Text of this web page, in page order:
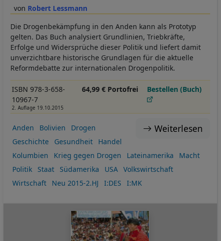
Robert Lessmann
Die Drogenbekämpfung in den Anden kann als Prototyp
gelten. Das Buch analysiert Grundlinien, Triebkräfte,
Erfolge und Widersprüche dieser Politik und liefert damit
unverzichtbare historische Grundlagen für die aktuelle
Reformdebatte zur internationalen Drogenpolitik.
ISBN 978-3-658-
10967-7
2. Auflage 19.10.2015
64,99 € Portofrei Bestellen (Buch)
Weiterlesen
Anden Bolivien
Drogen
Geschichte
Gesundheit
Handel
Kolumbien
Krieg gegen Drogen Lateinamerika
Macht
Politik
Staat Südamerika USA
Volkswirtschaft
Wirtschaft
Neu 2015-2.HJ I:DES I:MK